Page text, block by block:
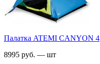
Палатка ATEMI CANYON 4
8995 руб. — шт